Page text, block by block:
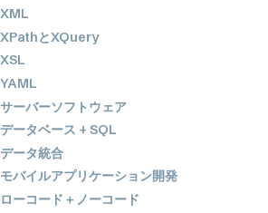
XML
XPathとXQuery
XSL
YAML
サーバーソフトウェア
データベース + SQL
データ統合
モバイルアプリケーション開発
ローコード＋ノーコード